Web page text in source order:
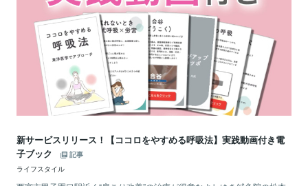
新サービスリリース！【ココロをやすめる呼吸法】実践動画付き電
子ブック
記事
ライフスタイル